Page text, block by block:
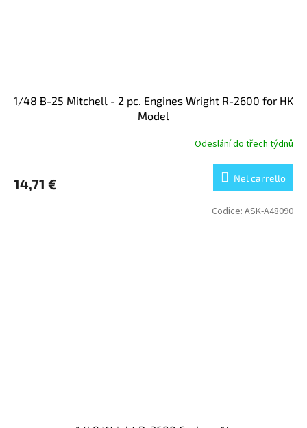
1/48 B-25 Mitchell - 2 pc. Engines Wright R-2600 for HK
Model
Odeslání do třech týdnů
14,71 € Nel carrello
Codice: ASK-A48090